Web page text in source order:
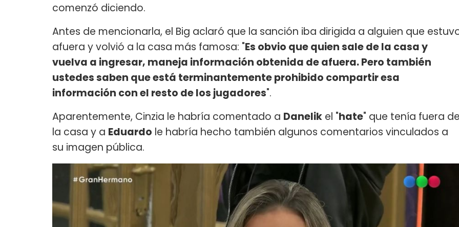
comenzó diciendo.
Antes de mencionarla, el Big aclaró que la sanción iba dirigida a alguien que
afuera y volvió a la casa más famosa: "Es obvio que quien sale de la casa y
vuelva a ingresar, maneja información obtenida de afuera. Pero también
ustedes saben que está terminantemente prohibido compartir esa
información con el resto de los jugadores".
Aparentemente, Cinzia le habría comentado a Danelik el "hate" que tenía fuera
la casa y a Eduardo le habría hecho también algunos comentarios vinculados a
su imagen pública.